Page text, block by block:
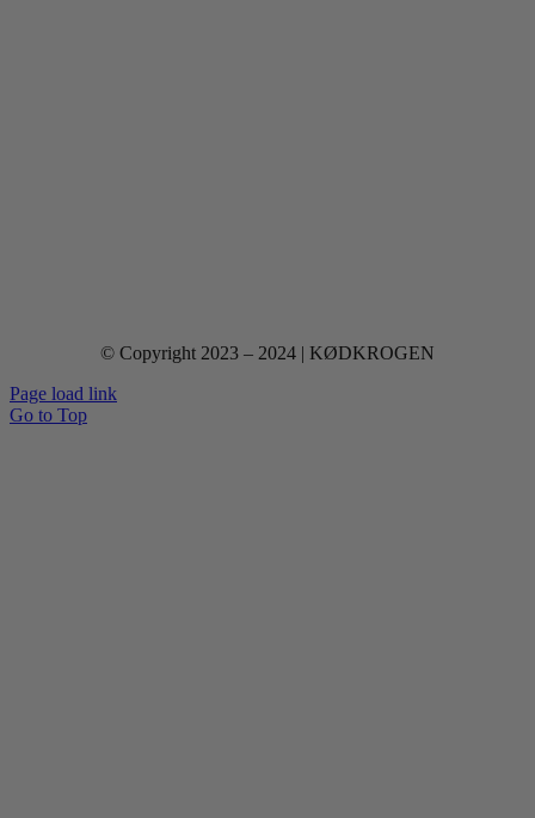
© Copyright 2023 – 2024 | KØDKROGEN
Page load link
Go to Top